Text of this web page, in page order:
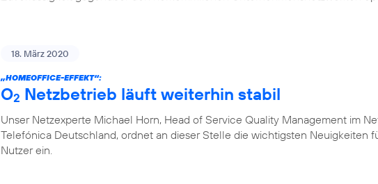
18. März 2020
„HOMEOFFICE-EFFEKT“:
O2 Netzbetrieb läuft weiterhin stabil
Unser Netzexperte Michael Horn, Head of Service Quality Management im
Telefónica Deutschland, ordnet an dieser Stelle die wichtigsten Neuigkeiten
Nutzer ein.